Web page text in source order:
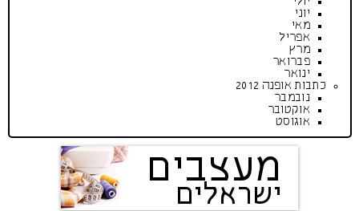
יוני
מאי
אפריל
מרץ
פברואר
ינואר
כתבות אופנה 2012
נובמבר
אוקטובר
אוגוסט
מעצבים
ישראלים